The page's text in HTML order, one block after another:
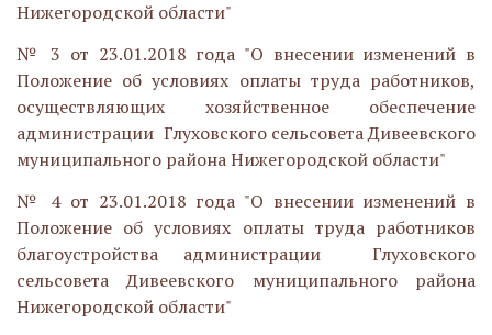
Нижегородской области"
№ 3 от 23.01.2018 года "О внесении изменений в
Положение об условиях оплаты труда работников,
осуществляющих хозяйственное обеспечение
администрации Глуховского сельсовета Дивеевского
муниципального района Нижегородской области"
№ 4 от 23.01.2018 года "О внесении изменений в
Положение об условиях оплаты труда работников
благоустройства администрации Глуховского
сельсовета Дивеевского муниципального района
Нижегородской области"